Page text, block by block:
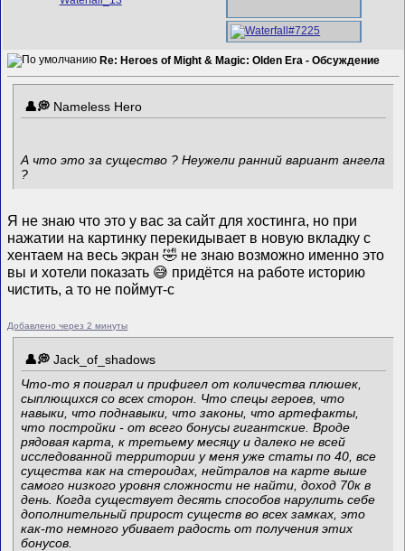
Re: Heroes of Might & Magic: Olden Era - Обсуждение
Nameless Hero
А что это за существо ? Неужели ранний вариант ангела
?
Я не знаю что это у вас за сайт для хостинга, но при
нажатии на картинку перекидывает в новую вкладку с
хентаем на весь экран 🤣 не знаю возможно именно это
вы и хотели показать 😅 придётся на работе историю
чистить, а то не поймут-с
Добавлено через 2 минуты
Jack_of_shadows
Что-то я поиграл и прифигел от количества плюшек,
сыплющихся со всех сторон. Что спецы героев, что
навыки, что поднавыки, что законы, что артефакты,
что постройки - от всего бонусы гигантские. Вроде
рядовая карта, к третьему месяцу и далеко не всей
исследованной территории у меня уже статы по 40, все
существа как на стероидах, нейтралов на карте выше
самого низкого уровня сложности не найти, доход 70к в
день. Когда существует десять способов нарулить себе
дополнительный прирост существ во всех замках, это
как-то немного убивает радость от получения этих
бонусов.